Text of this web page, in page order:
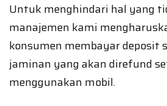
Untuk menghindari hal yang
manajemen kami
konsumen membayar deposit
jaminan yang akan direfund
menggunakan mobil.